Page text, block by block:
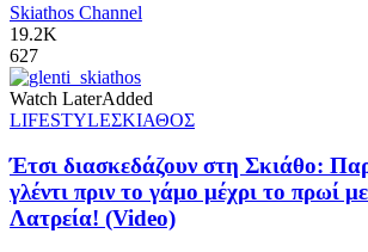
Skiathos Channel
19.2K
627
Watch LaterAdded
LIFESTYLEΣΚΙΑΘΟΣ
Έτσι διασκεδάζουν στη Σκιάθο:
γλέντι πριν το γάμο μέχρι το πρωί
Λατρεία! (Video)